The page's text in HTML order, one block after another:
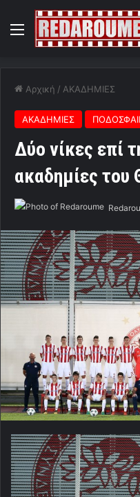
Menu
Αρχική / ΑΚΑΔΗΜΙΕΣ
ΑΚΑΔΗΜΙΕΣ
Δύο νίκες επί
ακαδημίες του